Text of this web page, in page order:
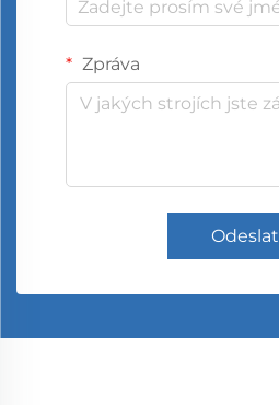
Zpráva
Odeslat